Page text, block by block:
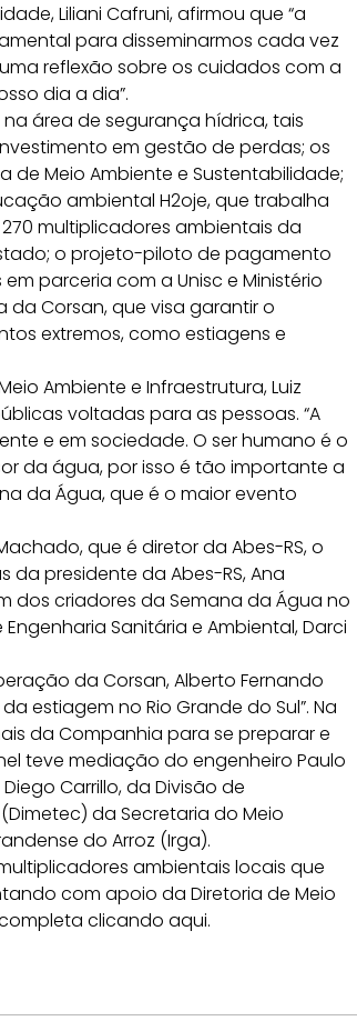
Liliani Cafruni, afirmou que “a
para disseminarmos cada vez
reflexão sobre os cuidados com a
dia a dia”.
área de segurança hídrica, tais
em gestão de perdas; os
de Meio Ambiente e Sustentabilidade;
ambiental H2oje, que trabalha
multiplicadores ambientais da
o projeto-piloto de pagamento
parceria com a Unisc e Ministério
da Corsan, que visa garantir o
extremos, como estiagens e
Ambiente e Infraestrutura, Luiz
voltadas para as pessoas. “A
e em sociedade. O ser humano é o
da água, por isso é tão importante a
da Água, que é o maior evento
que é diretor da Abes-RS, o
presidente da Abes-RS, Ana
dos criadores da Semana da Água no
Sanitária e Ambiental, Darci
da Corsan, Alberto Fernando
estiagem no Rio Grande do Sul”. Na
da Companhia para se preparar e
teve mediação do engenheiro Paulo
Carrillo, da Divisão de
da Secretaria do Meio
do Arroz (Irga).
ambientais locais que
com apoio da Diretoria de Meio
clicando aqui.